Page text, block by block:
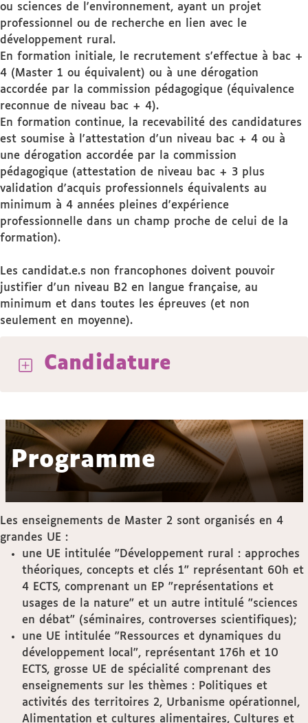
ou sciences de l'environnement, ayant un projet
professionnel ou de recherche en lien avec le
développement rural.
En formation initiale, le recrutement s'effectue à bac +
4 (Master 1 ou équivalent) ou à une dérogation
accordée par la commission pédagogique (équivalence
reconnue de niveau bac + 4).
En formation continue, la recevabilité des candidatures
est soumise à l'attestation d'un niveau bac + 4 ou à
une dérogation accordée par la commission
pédagogique (attestation de niveau bac + 3 plus
validation d'acquis professionnels équivalents au
minimum à 4 années pleines d'expérience
professionnelle dans un champ proche de celui de la
formation).
Les candidat.e.s non francophones doivent pouvoir
justifier d'un niveau B2 en langue française, au
minimum et dans toutes les épreuves (et non
seulement en moyenne).
Candidature
Programme
Les enseignements de Master 2 sont organisés en 4
grandes UE :
une UE intitulée "Développement rural : approches
théoriques, concepts et clés 1" représentant 60h et
4 ECTS, comprenant un EP "représentations et
usages de la nature" et un autre intitulé "sciences
en débat" (séminaires, controverses scientifiques);
une UE intitulée "Ressources et dynamiques du
développement local", représentant 176h et 10
ECTS, grosse UE de spécialité comprenant des
enseignements sur les thèmes : Politiques et
activités des territoires 2, Urbanisme opérationnel,
Alimentation et cultures alimentaires, Cultures et